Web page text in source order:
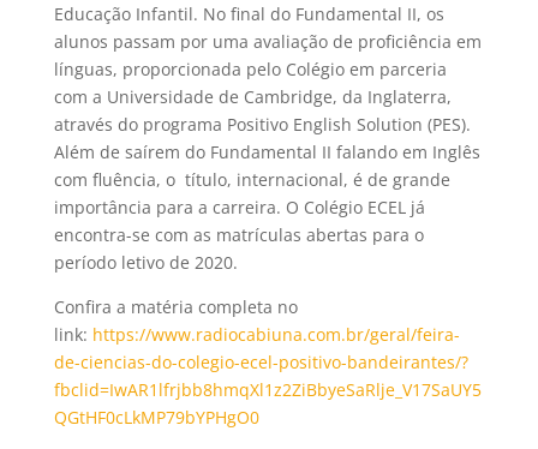
Educação Infantil. No final do Fundamental II, os
alunos passam por uma avaliação de proficiência em
línguas, proporcionada pelo Colégio em parceria
com a Universidade de Cambridge, da Inglaterra,
através do programa Positivo English Solution (PES).
Além de saírem do Fundamental II falando em Inglês
com fluência, o título, internacional, é de grande
importância para a carreira. O Colégio ECEL já
encontra-se com as matrículas abertas para o
período letivo de 2020.
Confira a matéria completa no
link: https://www.radiocabiuna.com.br/geral/feira-
de-ciencias-do-colegio-ecel-positivo-bandeirantes/?
fbclid=IwAR1lfrjbb8hmqXl1z2ZiBbyeSaRlje_V17SaUY5
QGtHF0cLkMP79bYPHgO0